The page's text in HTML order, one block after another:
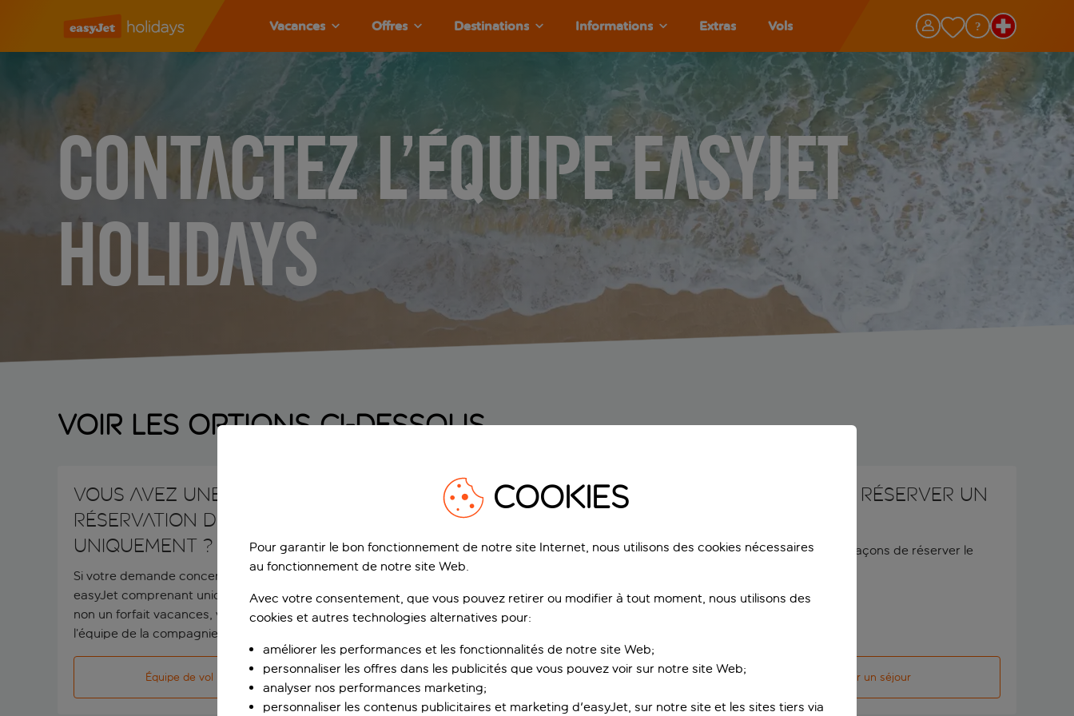
Vacances Offres Destinations Informations Extras Vols
Contactez l’équipe easyJet
holidays
VOIR LES OPTIONS CI-DESSOUS
Vous avez une
réservation de vol
uniquement ?
Si votre demande concerne une réservation
easyJet comprenant uniquement des vols et
non un forfait vacances, veuillez contacter
l’équipe de la compagnie aérienne.
Équipe de vol uniquement
Êtes-vous en vacances ou
en voyage en ce moment ?
Si vous avez besoin de nous parler pendant
votre séjour, découvrez comment contacter
Nous contacter
Vous voulez réserver un
Découvrez toutes les façons de réserver le
Réserver un séjour
COOKIES
Pour garantir le bon fonctionnement de notre site Internet, nous utilisons des cookies nécessaires
au fonctionnement de notre site Web.
Avec votre consentement, que vous pouvez retirer ou modifier à tout moment, nous utilisons des
cookies et autres technologies alternatives pour:
améliorer les performances et les fonctionnalités de notre site Web;
personnaliser les offres dans les publicités que vous pouvez voir sur notre site Web;
analyser nos performances marketing;
personnaliser les contenus publicitaires et marketing d'easyJet, sur notre site et les sites tiers via